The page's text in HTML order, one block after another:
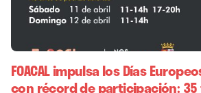
FOACAL impulsa los Días
con récord de participación: